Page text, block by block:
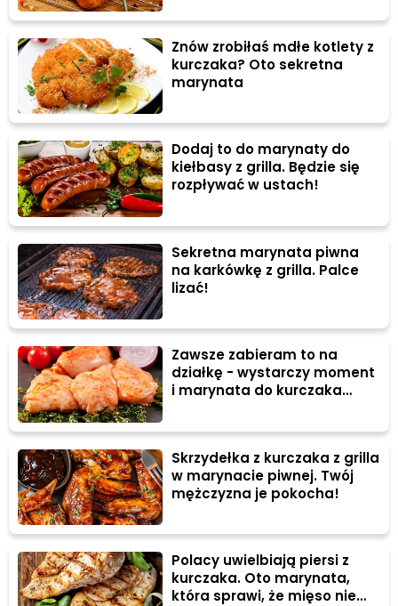
Znów zrobiłaś mdłe kotlety z
kurczaka? Oto sekretna
marynata
Dodaj to do marynaty do
kiełbasy z grilla. Będzie się
rozpływać w ustach!
Sekretna marynata piwna
na karkówkę z grilla. Palce
lizać!
Zawsze zabieram to na
działkę - wystarczy moment
i marynata do kurczaka
Skrzydełka z kurczaka z grilla
w marynacie piwnej. Twój
mężczyzna je pokocha!
Polacy uwielbiają piersi z
kurczaka. Oto marynata,
która sprawi, że mięso nie